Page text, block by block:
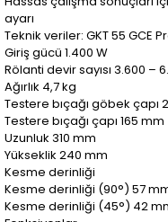
ayarı
Teknik veriler: GKT 55 GCE
Giriş gücü 1.400 W
Rölanti devir sayısı 3.600 –
Ağırlık 4,7 kg
Testere bıçağı göbek çapı
Testere bıçağı çapı 165 mm
Uzunluk 310 mm
Yükseklik 240 mm
Kesme derinliği
Kesme derinliği (90°) 57
Kesme derinliği (45°) 42